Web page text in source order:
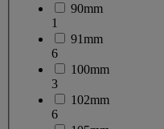
90mm
1
91mm
6
100mm
3
102mm
6